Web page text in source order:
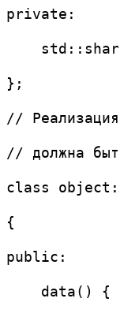
private:
};
//
// должна
class
{
public:
data() {